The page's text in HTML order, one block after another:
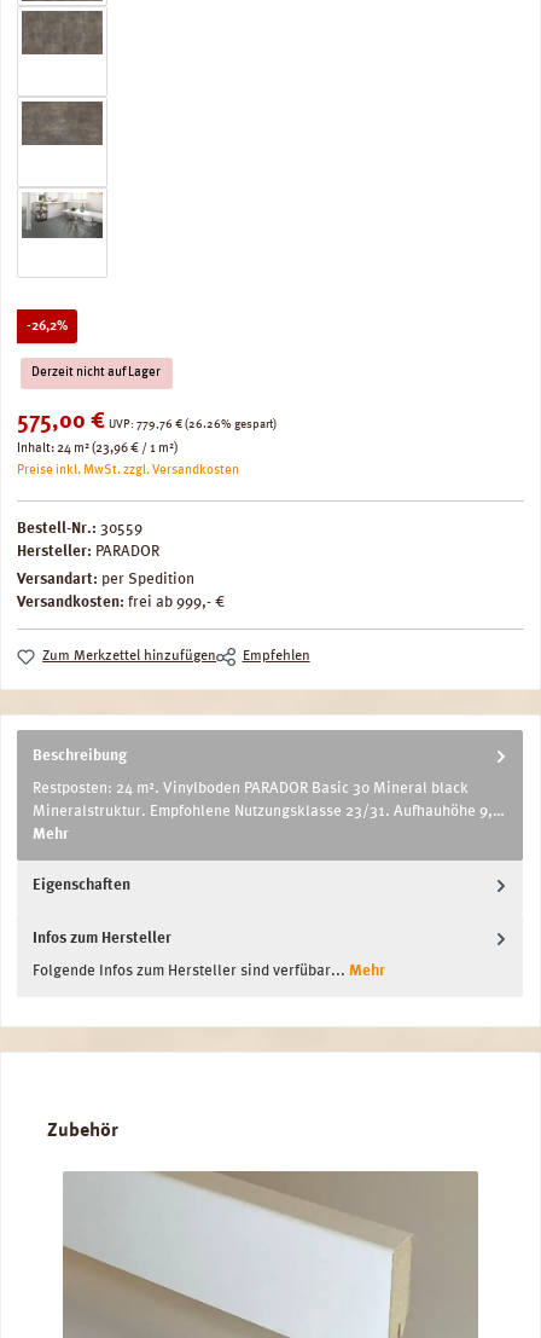
-26,2%Rabatt
Derzeit nicht auf Lager
Verkaufspreis:
575,00 € UVP: Regulärer Preis:
779,76 € (26.26% gespart)
Inhalt:24 m²(23,96 € / 1 m²)
Preise inkl. MwSt. zzgl. Versandkosten
Bestell-Nr.: 30559
Hersteller: PARADOR
Versandart: per Spedition
Versandkosten: frei ab 999,- €
Zum Merkzettel hinzufügen Empfehlen
Beschreibung
Restposten: 24 m². Vinylboden PARADOR Basic 30 Mineral black
Mineralstruktur. Empfohlene Nutzungsklasse 23/31. Aufhauhöhe 9,…
Mehr
Eigenschaften
Infos zum Hersteller
Folgende Infos zum Hersteller sind verfübar... Mehr
Produktgalerie überspringen
Zubehör